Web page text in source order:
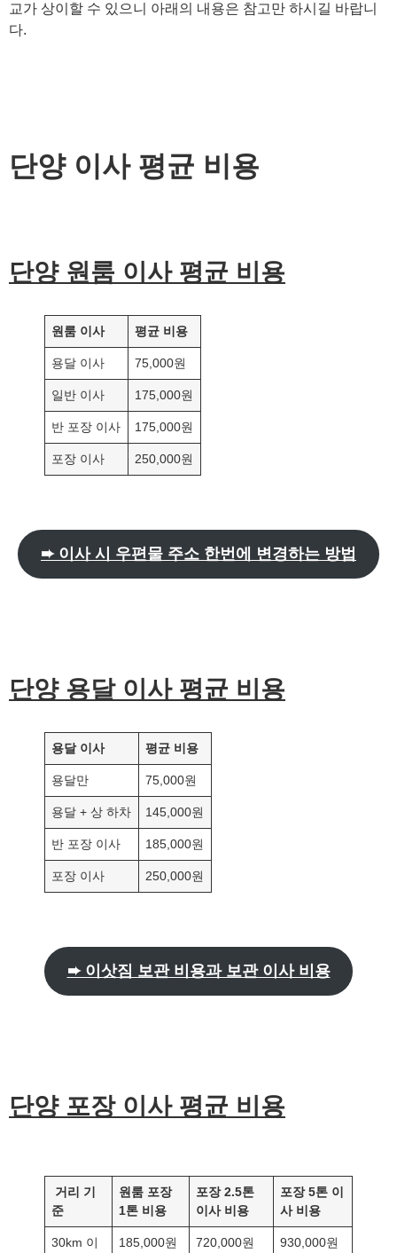
교가 상이할 수 있으니 아래의 내용은 참고만 하시길 바랍니
다.
단양 이사 평균 비용
단양원룸 이사 평균 비용
원룸 이사 평균 비용
용달 이사 75,000원
일반 이사 175,000원
반 포장 이사 175,000원
포장 이사 250,000원
➨ 이사 시 우편물 주소 한번에 변경하는 방법
단양용달 이사 평균 비용
용달 이사 평균 비용
용달만 75,000원
용달 + 상 하차 145,000원
반 포장 이사 185,000원
포장 이사 250,000원
➨ 이삿짐 보관 비용과 보관 이사 비용
단양포장 이사 평균 비용
거리 기
준
원룸 포장
1톤 비용
포장 2.5톤
이사 비용
포장 5톤 이
사 비용
30km 이
185,000원 720,000원 930,000원